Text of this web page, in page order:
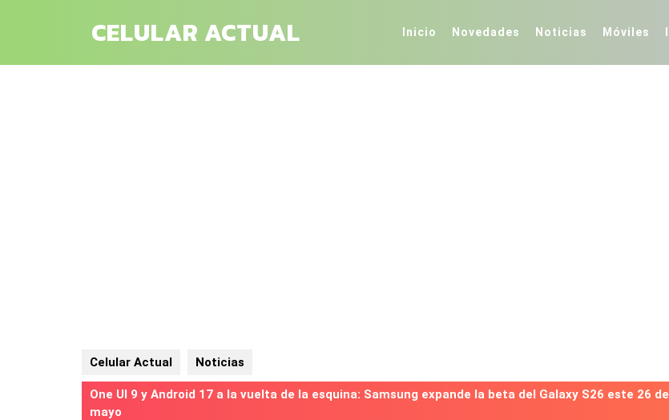
CELULAR ACTUAL Inicio Novedades Noticias Móviles
Celular Actual Noticias
One UI 9 y Android 17 a la vuelta de la esquina: Samsung expande la beta del Galaxy S26 este 26 de
mayo